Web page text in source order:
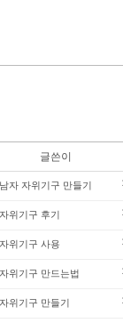
글쓴이
남자 자위기구 만들기
자위기구 후기
자위기구 사용
자위기구 만드는법
자위기구 만들기